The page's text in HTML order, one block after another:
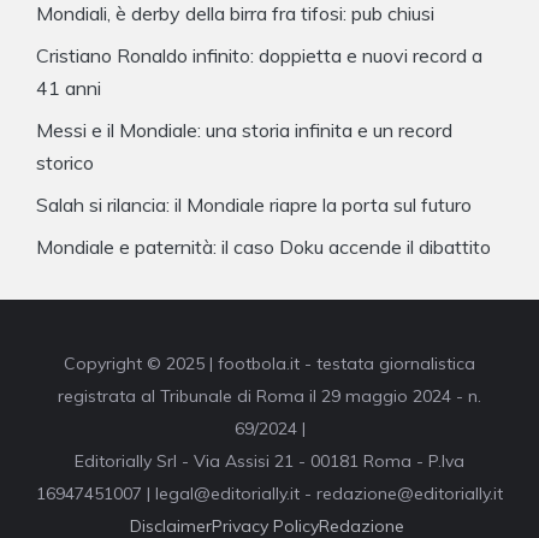
Mondiali, è derby della birra fra tifosi: pub chiusi
Cristiano Ronaldo infinito: doppietta e nuovi record a
41 anni
Messi e il Mondiale: una storia infinita e un record
storico
Salah si rilancia: il Mondiale riapre la porta sul futuro
Mondiale e paternità: il caso Doku accende il dibattito
Copyright © 2025 | footbola.it - testata giornalistica
registrata al Tribunale di Roma il 29 maggio 2024 - n.
69/2024 |
Editorially Srl - Via Assisi 21 - 00181 Roma - P.Iva
16947451007 | legal@editorially.it - redazione@editorially.it
DisclaimerPrivacy PolicyRedazione